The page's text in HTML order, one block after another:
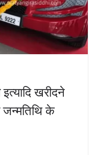
खरीदने
के